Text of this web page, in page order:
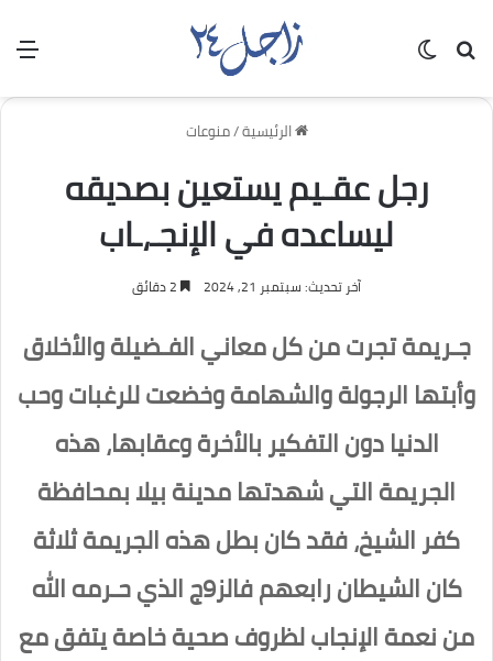
بحث عن
الرئيسية/منوعات
رجل عقـيم يستعين بصديقه
ليساعده في الإنجـ،ـاب
آخر تحديث: سبتمبر 21, 2024
جـريمة تجرت من كل معاني الفـضيلة والأخلاق
وأبتها الرجولة والشهامة وخضعت للرغبات وحب
الدنيا دون التفكير بالأخرة وعقابها، هذه
الجريمة التي شهدتها مدينة بيلا بمحافظة
كفر الشيخ، فقد كان بطل هذه الجريمة ثلاثة
كان الشيطان رابعهم فالز9ج الذي حـرمه الله
من نعمة الإنجاب لظروف صحية خاصة يتفق مع